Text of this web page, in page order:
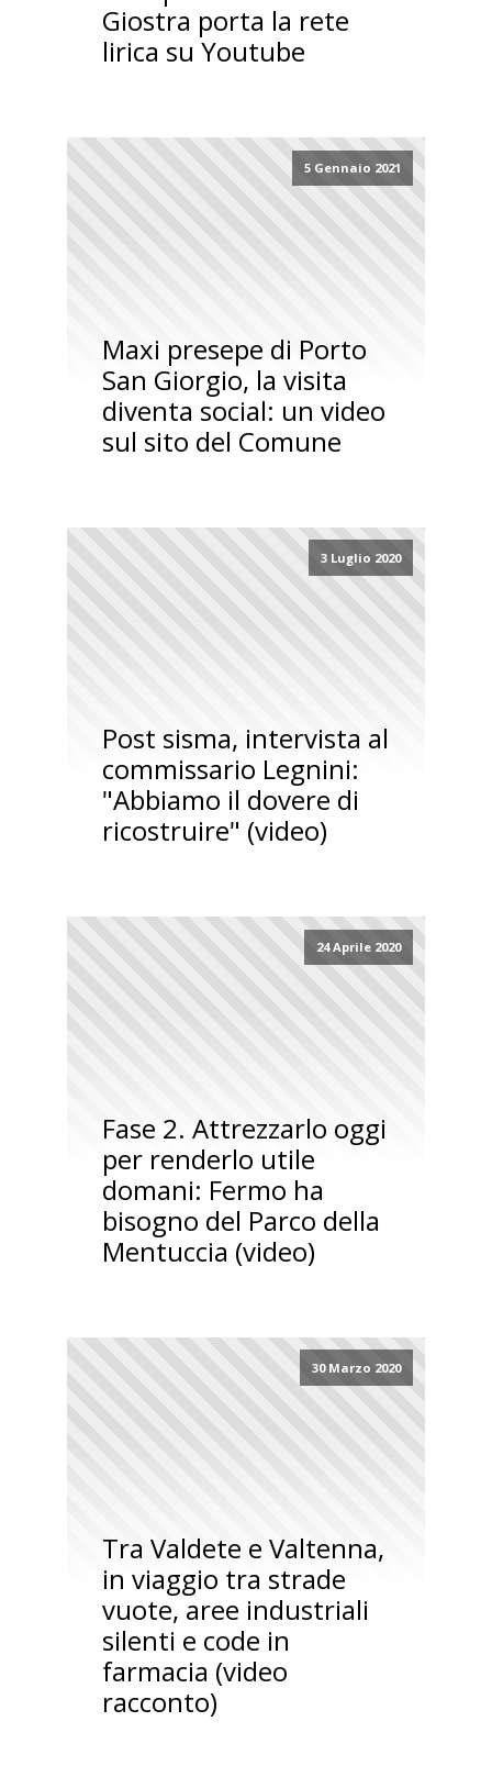
Giostra porta la rete
lirica su Youtube
5 Gennaio 2021
Maxi presepe di Porto
San Giorgio, la visita
diventa social: un video
sul sito del Comune
3 Luglio 2020
Post sisma, intervista al
commissario Legnini:
"Abbiamo il dovere di
ricostruire" (video)
24 Aprile 2020
Fase 2. Attrezzarlo oggi
per renderlo utile
domani: Fermo ha
bisogno del Parco della
Mentuccia (video)
30 Marzo 2020
Tra Valdete e Valtenna,
in viaggio tra strade
vuote, aree industriali
silenti e code in
farmacia (video
racconto)